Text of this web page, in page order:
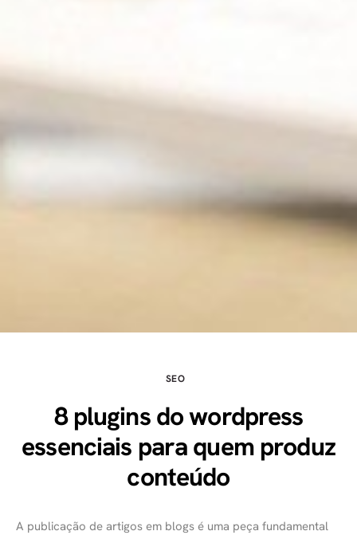
SEO
8 plugins do wordpress
essenciais para quem produz
conteúdo
A publicação de artigos em blogs é uma peça fundamental